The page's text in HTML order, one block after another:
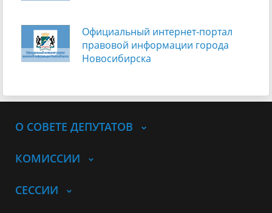
Официальный интернет-портал
правовой информации города
Новосибирска
О СОВЕТЕ ДЕПУТАТОВ
КОМИССИИ
СЕССИИ